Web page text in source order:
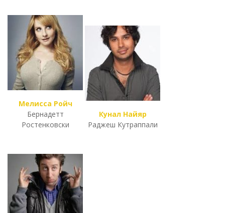
Мелисса Ройч
Бернадетт
Ростенковски
Кунал Найяр
Раджеш Кутраппали